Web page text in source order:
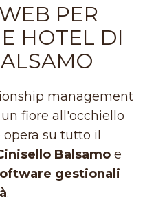
PER
HOTEL DI
management
fiore all'occhiello
su tutto il
Balsamo e
gestionali
.